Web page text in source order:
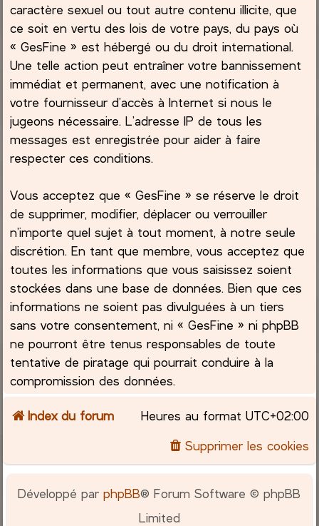
caractère sexuel ou tout autre contenu illicite, que
ce soit en vertu des lois de votre pays, du pays où
« GesFine » est hébergé ou du droit international.
Une telle action peut entraîner votre bannissement
immédiat et permanent, avec une notification à
votre fournisseur d’accès à Internet si nous le
jugeons nécessaire. L’adresse IP de tous les
messages est enregistrée pour aider à faire
respecter ces conditions.
Vous acceptez que « GesFine » se réserve le droit
de supprimer, modifier, déplacer ou verrouiller
n’importe quel sujet à tout moment, à notre seule
discrétion. En tant que membre, vous acceptez que
toutes les informations que vous saisissez soient
stockées dans une base de données. Bien que ces
informations ne soient pas divulguées à un tiers
sans votre consentement, ni « GesFine » ni phpBB
ne pourront être tenus responsables de toute
tentative de piratage qui pourrait conduire à la
compromission des données.
Index du forum Heures au format UTC+02:00
Supprimer les cookies
Développé parphpBB® Forum Software © phpBB
Limited